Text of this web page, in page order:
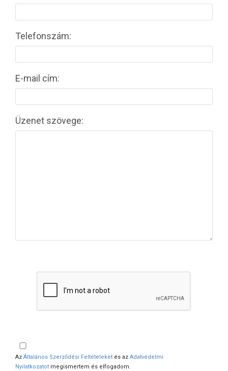
Telefonszám:
E-mail cím:
Üzenet szövege:
Az Általános Szerződési Feltételeket és az Adatvédelmi
Nyilatkozatot megismertem és elfogadom.